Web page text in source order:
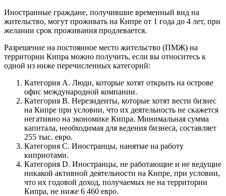
Иностранные граждане, получившие временный вид на
жительство, могут проживать на Кипре от 1 года до 4 лет, при
желании срок проживания продлевается.
Разрешение на постоянное место жительство (ПМЖ) на
территории Кипра можно получить, если вы относитесь к
одной из ниже перечисленных категорий:
Категория А. Люди, которые хотят открыть на острове
офис международной компании.
Категория B. Нерезиденты, которые хотят вести бизнес
на Кипре при условии, что их деятельность не скажется
негативно на экономике Кипра. Минимальная сумма
капитала, необходимая для ведения бизнеса, составляет
255 тыс. евро.
Категория C. Иностранцы, нанятые на работу
киприотами.
Категория D. Иностранцы, не работающие и не ведущие
никакой активной деятельности на Кипре, при условии,
что их годовой доход, получаемых не на территории
Кипра, не ниже 6 460 евро.